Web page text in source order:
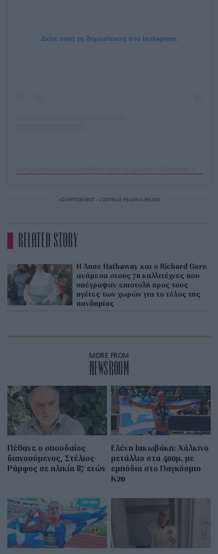
Δείτε αυτή τη δημοσίευση στο Instagram.
ADVERTISEMENT - CONTINUE READING BELOW
RELATED STORY
H Anne Hathaway και ο Richard Gere
ανάμεσα στους 70 καλλιτέχνες που
υπέγραψαν επιστολή προς τους
ηγέτες των χωρών για το τέλος της
πανδημίας
MORE FROM
NEWSROOM
Πέθανε ο σπουδαίος
διανοούμενος, Στέλιος
Ράμφος σε ηλικία 87 ετών
Ελένη Ιακωβάκη: Χάλκινο
μετάλλιο στα 400μ. με
εμπόδια στο Παγκόσμιο
Κ20